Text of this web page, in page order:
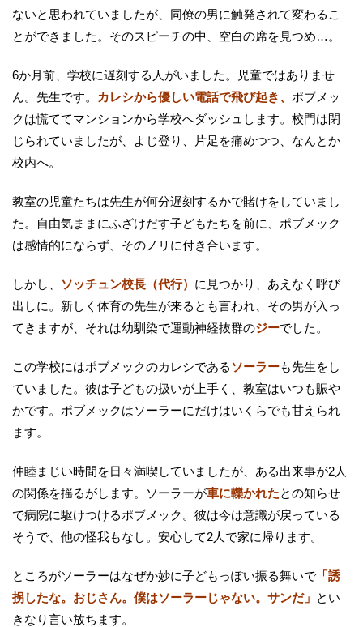
ないと思われていましたが、同僚の男に触発されて変わるこ
とができました。そのスピーチの中、空白の席を見つめ…。
6か月前、学校に遅刻する人がいました。児童ではありませ
ん。先生です。
カレシから優しい電話で飛び起き、 ポブメッ
クは慌ててマンションから学校へダッシュします。校門は閉
じられていましたが、よじ登り、片足を痛めつつ、なんとか
校内へ。
教室の児童たちは先生が何分遅刻するかで賭けをしていまし
た。自由気ままにふざけだす子どもたちを前に、ポブメック
は感情的にならず、そのノリに付き合います。
しかし、 ソッチュン校長（代行） に見つかり、あえなく呼び
出しに。新しく体育の先生が来るとも言われ、その男が入っ
てきますが、それは幼馴染で運動神経抜群のジーでした。
この学校にはポブメックのカレシであるソーラーも先生をし
ていました。彼は子どもの扱いが上手く、教室はいつも賑や
かです。ポブメックはソーラーにだけはいくらでも甘えられ
ます。
仲睦まじい時間を日々満喫していましたが、ある出来事が2人
の関係を揺るがします。ソーラーが車に轢かれたとの知らせ
で病院に駆けつけるポブメック。彼は今は意識が戻っている
そうで、他の怪我もなし。安心して2人で家に帰ります。
ところがソーラーはなぜか妙に子どもっぽい振る舞いで 「誘
拐したな。おじさん。僕はソーラーじゃない。サンだ」 とい
きなり言い放ちます。